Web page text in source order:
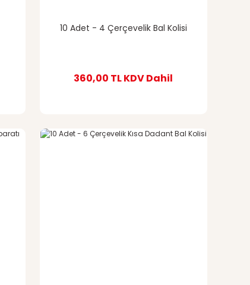
10 Adet - 4 Çerçevelik Bal Kolisi
360,00 TLKDV Dahil